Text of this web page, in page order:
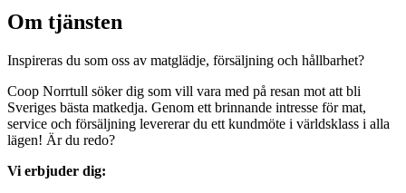
Om tjänsten
Inspireras du som oss av matglädje, försäljning och hållbarhet?
Coop Norrtull söker dig som vill vara med på resan mot att bli
Sveriges bästa matkedja. Genom ett brinnande intresse för mat,
service och försäljning levererar du ett kundmöte i världsklass i alla
lägen! Är du redo?
Vi erbjuder dig: